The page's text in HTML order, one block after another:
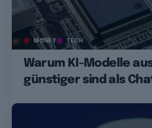
MONEY TECH
Warum KI-Modelle
günstiger sind als